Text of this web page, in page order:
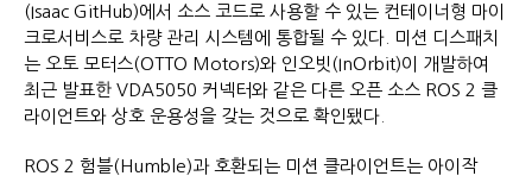
(Isaac GitHub)에서 소스 코드로 사용할 수 있는 컨테이너형 마이
크로서비스로 차량 관리 시스템에 통합될 수 있다. 미션 디스패치
는 오토 모터스(OTTO Motors)와 인오빗(InOrbit)이 개발하여
최근 발표한 VDA5050 커넥터와 같은 다른 오픈 소스 ROS 2 클
라이언트와 상호 운용성을 갖는 것으로 확인됐다.
ROS 2 험블(Humble)과 호환되는 미션 클라이언트는 아이작